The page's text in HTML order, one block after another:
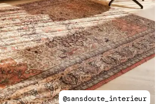
@sansdoute_interieur